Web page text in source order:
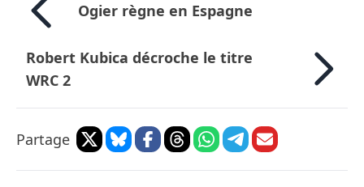
Ogier règne en Espagne
Robert Kubica décroche le titre
WRC 2
Partage